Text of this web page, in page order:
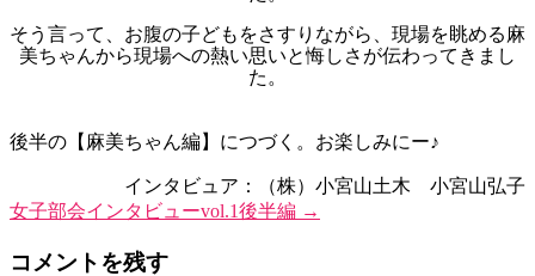
そう言って、お腹の子どもをさすりながら、現場を眺める麻
美ちゃんから現場への熱い思いと悔しさが伝わってきまし
た。
後半の【麻美ちゃん編】につづく。お楽しみにー♪
インタビュア：（株）小宮山土木 小宮山弘子
女子部会インタビューvol.1後半編 →
コメントを残す